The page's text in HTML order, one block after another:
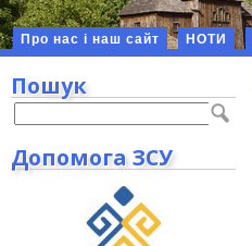
Про нас і наш сайт НОТИ
Пошук
Допомога ЗСУ